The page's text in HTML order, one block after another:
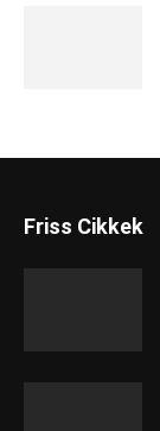
Friss Cikkek